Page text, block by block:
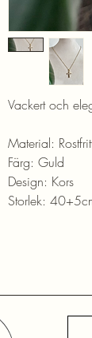
Vackert och
Material:
Färg: Guld
Design: Kors
Storlek: